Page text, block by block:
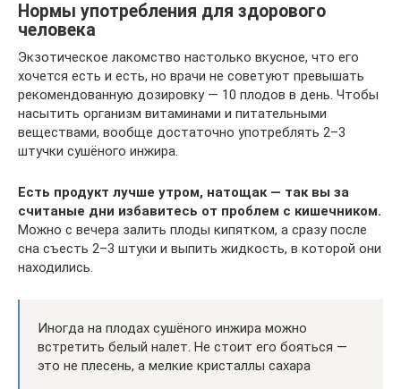
Нормы употребления для здорового
человека
Экзотическое лакомство настолько вкусное, что его
хочется есть и есть, но врачи не советуют превышать
рекомендованную дозировку — 10 плодов в день. Чтобы
насытить организм витаминами и питательными
веществами, вообще достаточно употреблять 2–3
штучки сушёного инжира.
Есть продукт лучше утром, натощак — так вы за
считаные дни избавитесь от проблем с кишечником.
Можно с вечера залить плоды кипятком, а сразу после
сна съесть 2–3 штуки и выпить жидкость, в которой они
находились.
Иногда на плодах сушёного инжира можно
встретить белый налет. Не стоит его бояться —
это не плесень, а мелкие кристаллы сахара